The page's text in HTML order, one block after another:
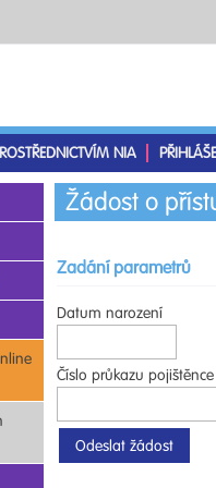
NIA
Žádost o
Zadání parametrů
Datum narození
Číslo průkazu pojištěnce